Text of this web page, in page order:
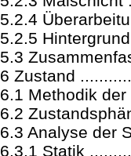
5.2.4
5.2.5
5.3
6 Zustand
6.1 Methodik
6.2
6.3 Analyse der
6.3.1 Statik